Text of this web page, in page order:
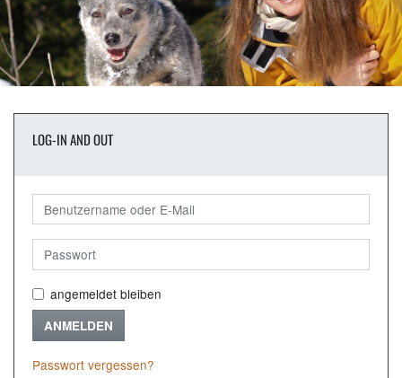
LOG-IN AND OUT
angemeldet bleiben
ANMELDEN
Passwort vergessen?